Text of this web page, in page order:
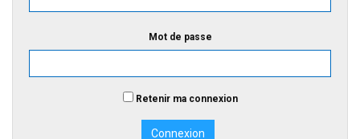
Mot de passe
Retenir ma connexion